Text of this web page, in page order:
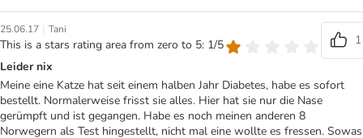
25.06.17 | Tani
This is a stars rating area from zero to 5: 1/5
1
Leider nix
Meine eine Katze hat seit einem halben Jahr Diabetes, habe es sofort
bestellt. Normalerweise frisst sie alles. Hier hat sie nur die Nase
gerümpft und ist gegangen. Habe es noch meinen anderen 8
Norwegern als Test hingestellt, nicht mal eine wollte es fressen. Sowas